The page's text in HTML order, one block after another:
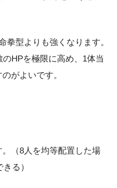
拳型よりも強くなります。
HPを極限に高め、1体当
がよいです。
。（8人を均等配置した場
る）